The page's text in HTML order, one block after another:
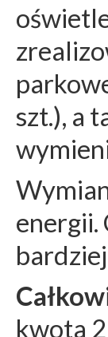
szt.), a
energii.
kwota